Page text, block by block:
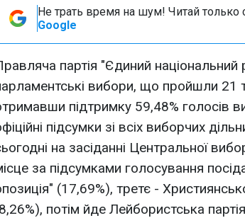
Не трать время на шум! Читай только
Google
партія "Єдиний національний
вибори, що пройшли 21
підтримку 59,48% голосів
підсумки зі всіх виборчих
на засіданні Центральної
за підсумками голосування
(17,69%), третє -
потім йде Лейбористська